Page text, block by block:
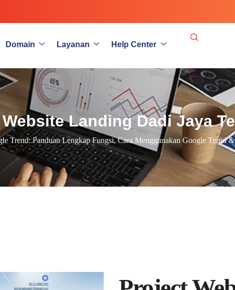
Domain Layanan Help Center
Landing Dadi Jaya
Trend: Panduan Lengkap Fungsi, Cara Menggunakan Google Trend